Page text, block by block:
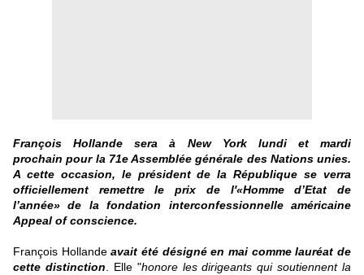
François Hollande sera à New York lundi et mardi
prochain pour la 71e Assemblée générale des Nations unies.
A cette occasion, le président de la République se verra
officiellement remettre le prix de l'«Homme d’Etat de
l’année» de la fondation interconfessionnelle américaine
Appeal of conscience.
François Hollandeavait été désigné en mai comme lauréat de
cette distinction . Elle "honore les dirigeants qui soutiennent la